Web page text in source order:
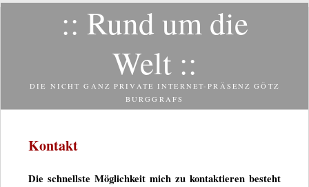
:: Rund um die
Welt ::
DIE NICHT GANZ PRIVATE INTERNET-PRÄSENZ GÖTZ
BURGGRAFS
Kontakt
Die schnellste Mög­lich­keit mich zu kon­tak­tie­ren besteht